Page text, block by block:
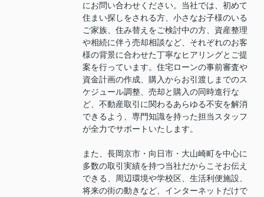
にお問い合わせください。当社では、初めて
住まい探しをされる方、小さなお子様のいる
ご家族、住み替えをご検討中の方、資産整理
や相続に伴う売却相談など、それぞれのお客
様の背景に合わせた丁寧なヒアリングとご提
案を行っています。住宅ローンの事前審査や
資金計画の作成、購入からお引渡しまでのス
ケジュール調整、売却と購入の同時進行な
ど、不動産取引に関わるあらゆる不安を解消
できるよう、専門知識を持った担当スタッフ
が全力でサポートいたします。
また、長岡京市・向日市・大山崎町を中心に
多数の取引実績を持つ当社だからこそお伝え
できる、周辺環境や学校区、生活利便施設、
将来の街の動きなど、インターネットだけで